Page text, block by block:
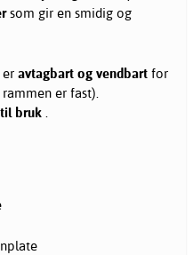
som gir en smidig og
avtagbart og vendbart for
er fast).
bruk .